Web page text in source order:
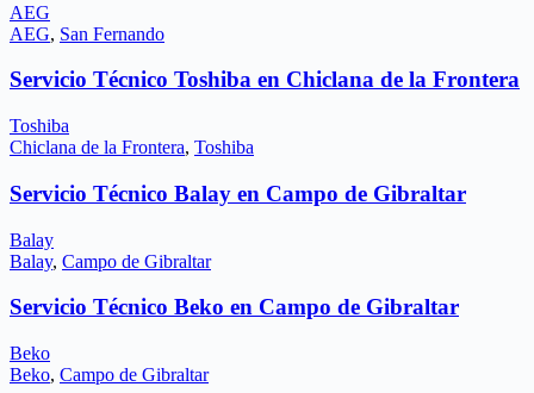
AEG
AEG, San Fernando
Servicio Técnico Toshiba en Chiclana de la Frontera
Toshiba
Chiclana de la Frontera, Toshiba
Servicio Técnico Balay en Campo de Gibraltar
Balay
Balay, Campo de Gibraltar
Servicio Técnico Beko en Campo de Gibraltar
Beko
Beko, Campo de Gibraltar